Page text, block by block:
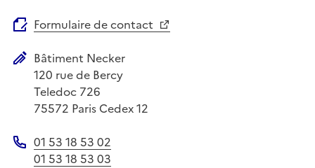
Formulaire de contact
Adresse postale
Bâtiment Necker
120 rue de Bercy
Teledoc 726
75572 Paris Cedex 12
Téléphone
01 53 18 53 02
01 53 18 53 03